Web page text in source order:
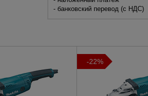
- банковский перевод (с НДС)
-22%